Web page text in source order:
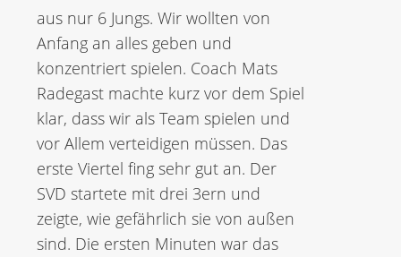
aus nur 6 Jungs. Wir wollten von
Anfang an alles geben und
konzentriert spielen. Coach Mats
Radegast machte kurz vor dem Spiel
klar, dass wir als Team spielen und
vor Allem verteidigen müssen. Das
erste Viertel fing sehr gut an. Der
SVD startete mit drei 3ern und
zeigte, wie gefährlich sie von außen
sind. Die ersten Minuten war das